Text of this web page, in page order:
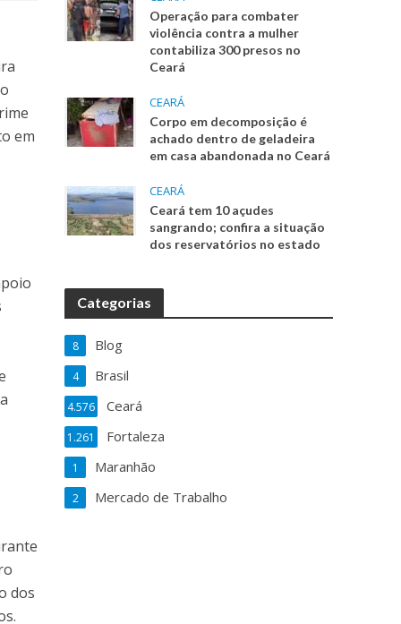
em
dos
Operação para combater
violência contra a mulher
contabiliza 300 presos no
Ceará
CEARÁ
Corpo em decomposição é
achado dentro de geladeira
em casa abandonada no Ceará
CEARÁ
Ceará tem 10 açudes
sangrando; confira a situação
dos reservatórios no estado
Categorias
Blog
8
Brasil
4
Ceará
4.576
Fortaleza
1.261
Maranhão
1
Mercado de Trabalho
2